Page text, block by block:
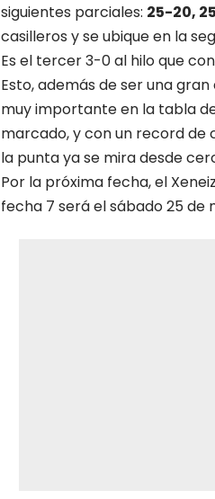
siguientes parciales: 25-20,
casilleros y se ubique en la
Es el tercer 3-0 al hilo que
Esto, además de ser una
muy importante en la tabla
marcado, y con un record de
la punta ya se mira desde
Por la próxima fecha, el
fecha 7 será el sábado 25 de